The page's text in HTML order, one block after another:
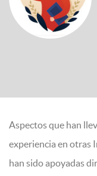
Aspectos que han
experiencia en otras
han sido apoyadas